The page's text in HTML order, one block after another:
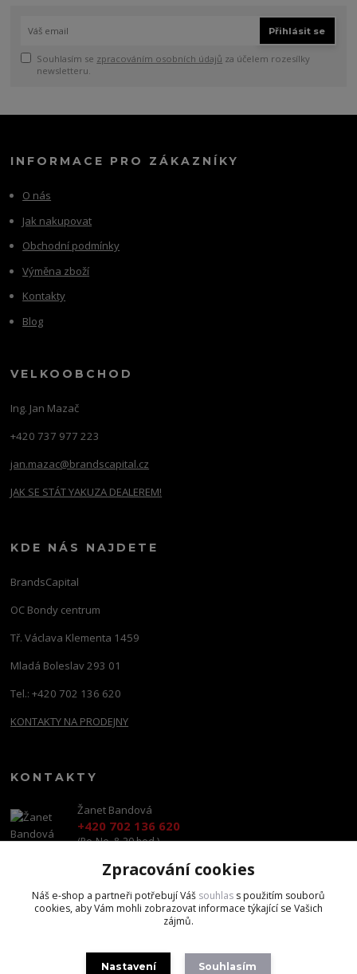
Přihlásit se
Souhlasím se zpracováním osobních údajů za účelem rozesílky
newsletteru.
INFORMACE PRO ZÁKAZNÍKY
O nás
Jak nakupovat
Obchodní podmínky
Výměna zboží
Kontakty
Blog
VELKOOBCHOD
Ing. Jan Mazač
+420 737 977 223
jan.mazac@brandscapital.cz
JAK SE STÁT YAKUZA DEALEREM!
KDE NÁS NAJDETE
BrandsCapital
OC Bondy centrum
Tř. Václava Klementa 1459
Mladá Boleslav 293 01
Tel.: +420 702 136 620
KONTAKTY NA PRODEJNY
KONTAKTY
Žanet Bandová
+420 702 136 620
(Po-Ne, 8-20 hod.)
shop@brandscapital.cz
Zpracování cookies
Náš e-shop a partneři potřebují Váš souhlas s použitím souborů
cookies, aby Vám mohli zobrazovat informace týkající se Vašich
zájmů.
Nastavení Souhlasím